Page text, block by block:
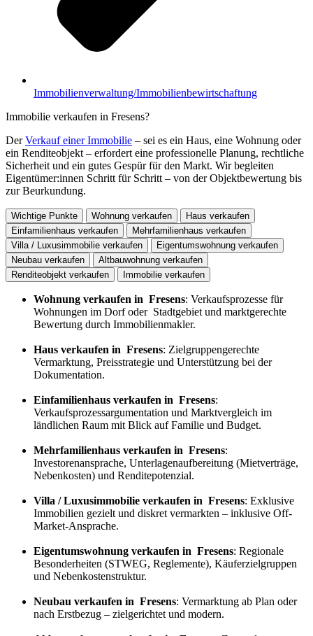
Immobilienverwaltung/Immobilienbewirtschaftung
Immobilie verkaufen in Fresens?
DerVerkauf einer Immobilie – sei es ein Haus, eine Wohnung oder
ein Renditeobjekt – erfordert eine professionelle Planung, rechtliche
Sicherheit und ein gutes Gespür für den Markt. Wir begleiten
Eigentümer:innen Schritt für Schritt – von der Objektbewertung bis
zur Beurkundung.
Wichtige Punkte Wohnung verkaufen
Haus verkaufen
Einfamilienhaus verkaufen
Mehrfamilienhaus verkaufen
Villa / Luxusimmobilie verkaufen
Eigentumswohnung verkaufen
Neubau verkaufen
Altbauwohnung verkaufen
Renditeobjekt verkaufen
Immobilie verkaufen
Wohnung verkaufen in Fresens: Verkaufsprozesse für
Wohnungen im Dorf oder Stadtgebiet und marktgerechte
Bewertung durch Immobilienmakler.
Haus verkaufen in Fresens: Zielgruppengerechte
Vermarktung, Preisstrategie und Unterstützung bei der
Dokumentation.
Einfamilienhaus verkaufen in Fresens:
Verkaufsprozessargumentation und Marktvergleich im
ländlichen Raum mit Blick auf Familie und Budget.
Mehrfamilienhaus verkaufen in Fresens:
Investorenansprache, Unterlagenaufbereitung (Mietverträge,
Nebenkosten) und Renditepotenzial.
Villa / Luxusimmobilie verkaufen in Fresens: Exklusive
Immobilien gezielt und diskret vermarkten – inklusive Off-
Market-Ansprache.
Eigentumswohnung verkaufen in Fresens: Regionale
Besonderheiten (STWEG, Reglemente), Käuferzielgruppen
und Nebenkostenstruktur.
Neubau verkaufen in Fresens: Vermarktung ab Plan oder
nach Erstbezug – zielgerichtet und modern.